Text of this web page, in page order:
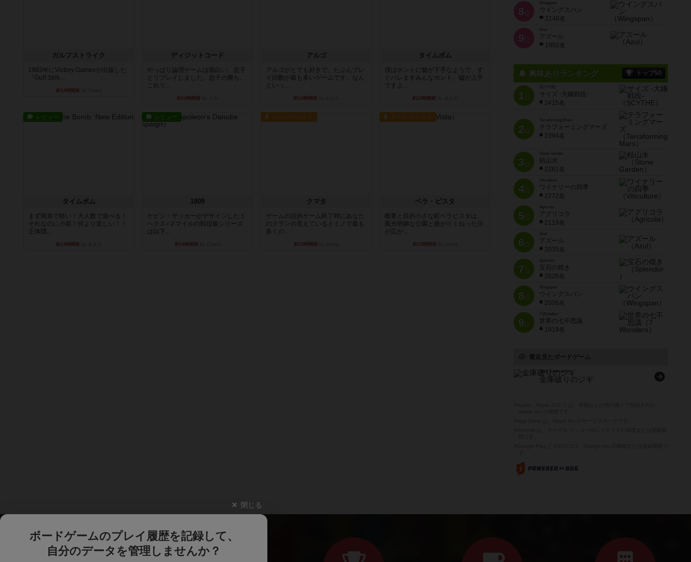
ガルフストライク
1983年にVictory Gamesが出版した
『Gulf Strik...
約14時間前
ディジットコード
やっぱり論理ゲームは面白い。息子
とリプレイしました。息子の勝ち。
これリ...
約14時間前
アルゴ
アルゴがとても好きで、たぶんプレ
イ回数が最も多いゲームです。なん
といっ...
約14時間前
タイムボム
僕はホントに嘘が下手なようで、す
ぐバレますみんなホント、嘘が上手
ですよ...
約14時間前
レビュー
タイムボム
まず簡単で軽い！大人数で遊べる！
それなのに小箱！何より楽しい！！
正体隠...
約14時間前
レビュー
1809
ケビン・ザッカーがデザインした１
ヘクス=２マイルの戦役級シリーズ
は以下...
約14時間前
ルール/インスト
クマタ
ゲームの目的ゲーム終了時にあなた
のクランの見えているドミノで最も
多くの...
約15時間前
ルール/インスト
ベラ・ビスタ
概要と目的小さな町ベラビスタは、
風光明媚な公園と曲がりくねった川
が広が...
約15時間前
8 位
Wingspan
ウイングスパン
2148名
9 位
Azul
アズール
1902名
興味ありランキング トップ50
1位
SCYTHE
サイズ -大鎌戦役-
2415名
2位
Terraforming Mars
テラフォーミングマーズ
2394名
3位
Stone Garden
枯山水
2281名
4位
Viticulture
ワイナリーの四季
2272名
5位
Agricola
アグリコラ
2119名
6位
Azul
アズール
2035名
7位
宝石の煌き
2028名
8位
Wingspan
ウイングスパン
2006名
9位
7 Wonders
世界の七不思議
1919名
最近見たボードゲーム
Siggi Safeknacker
金庫破りのジギ
閉じる
ボードゲームのプレイ履歴を記録して、
自分のデータを管理しませんか？